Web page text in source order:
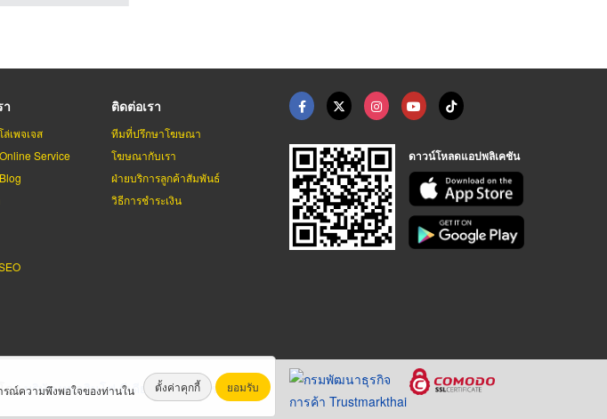
เพจเจส
Service
ติดต่อเรา
ทีมที่ปรึกษาโฆษณา
โฆษณากับเรา
ฝ่ายบริการลูกค้าสัมพันธ์
วิธีการชำระเงิน
ดาวน์โหลดแอปพลิเคชัน
ดยบริษัท เทเลอินโฟ มีเดีย จำกัด (มหาชน)
รณ์ความพึงพอใจของท่านใน
ตั้งค่าคุกกี้ ยอมรับ